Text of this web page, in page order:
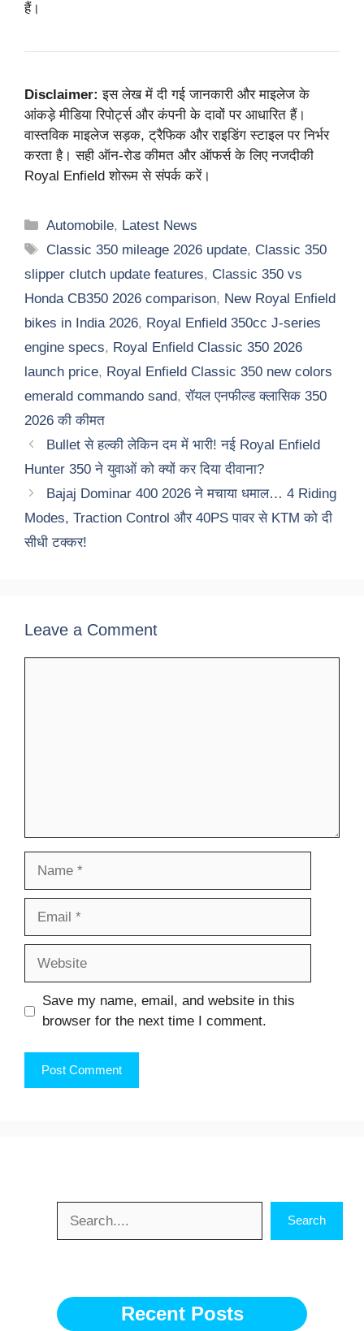
हैं।
Disclaimer: इस लेख में दी गई जानकारी और माइलेज के
आंकड़े मीडिया रिपोर्ट्स और कंपनी के दावों पर आधारित हैं।
वास्तविक माइलेज सड़क, ट्रैफिक और राइडिंग स्टाइल पर निर्भर
करता है। सही ऑन-रोड कीमत और ऑफर्स के लिए नजदीकी
Royal Enfield शोरूम से संपर्क करें।
Categories
Automobile, Latest News
Tags
Classic 350 mileage 2026 update, Classic 350
slipper clutch update features, Classic 350 vs
Honda CB350 2026 comparison, New Royal Enfield
bikes in India 2026, Royal Enfield 350cc J-series
engine specs, Royal Enfield Classic 350 2026
launch price, Royal Enfield Classic 350 new colors
emerald commando sand,रॉयल एनफील्ड क्लासिक 350
2026 की कीमत
Bullet से हल्की लेकिन दम में भारी! नई Royal Enfield
Hunter 350 ने युवाओं को क्यों कर दिया दीवाना?
Bajaj Dominar 400 2026 ने मचाया धमाल… 4 Riding
Modes, Traction Control और 40PS पावर से KTM को दी
सीधी टक्कर!
Leave a Comment
Save my name, email, and website in this
browser for the next time I comment.
Search
Recent Posts